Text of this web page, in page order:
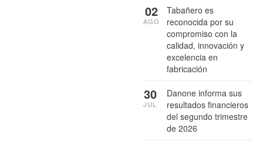
Tabañero es
reconocida por su
compromiso con la
calidad, innovación y
excelencia en
fabricación
02
AGO
Danone informa sus
resultados financieros
del segundo trimestre
de 2026
30
JUL